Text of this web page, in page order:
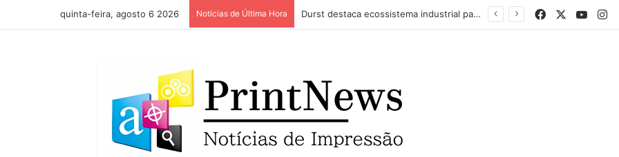
quinta-feira, agosto 6 2026 Notícias de Última Hora Com recorde de trabalhos inscritos e empresas participantes, 7º Prêmio Paulista de Excelência Gráfica conhece seus vencedores Facebook